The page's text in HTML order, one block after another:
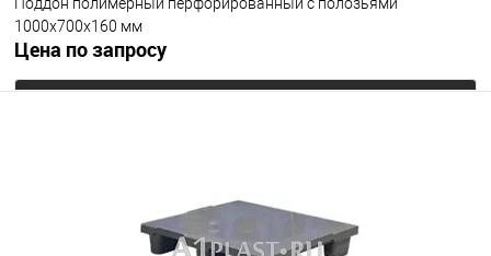
1000х700х160 мм
Цена по запросу